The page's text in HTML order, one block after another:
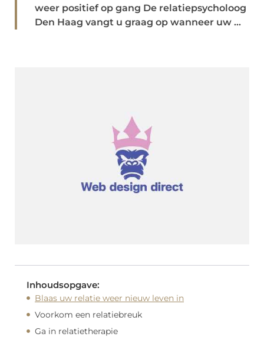
weer positief op gang De relatiepsycholoog
Den Haag vangt u graag op wanneer uw ...
Inhoudsopgave:
Blaas uw relatie weer nieuw leven in
Voorkom een relatiebreuk
Ga in relatietherapie